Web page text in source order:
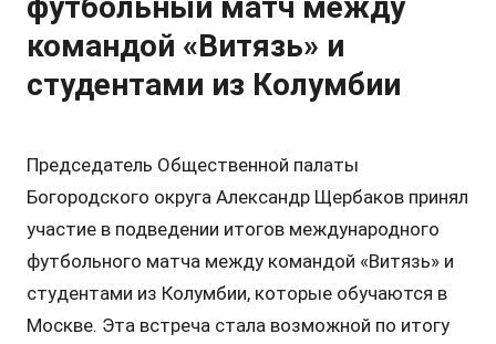
командой «Витязь» и
студентами из Колумбии
Председатель Общественной палаты
Богородского округа Александр Щербаков принял
участие в подведении итогов международного
футбольного матча между командой «Витязь» и
студентами из Колумбии, которые обучаются в
Москве. Эта встреча стала возможной по итогу